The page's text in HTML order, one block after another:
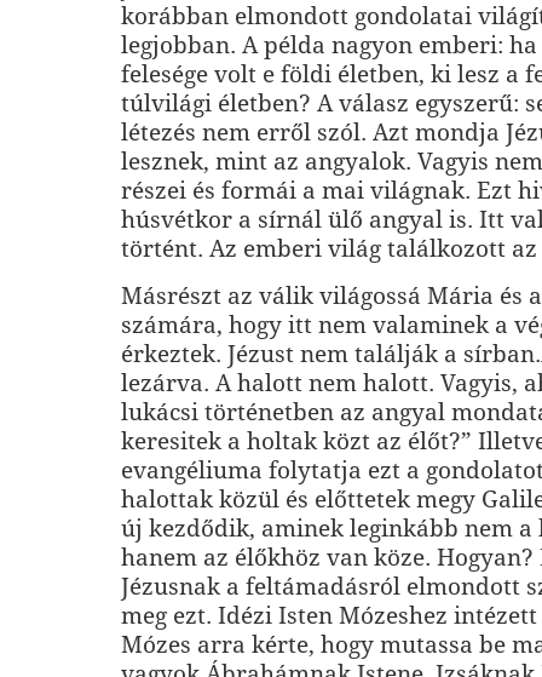
korábban elmondott gondolatai
legjobban. A példa nagyon emberi:
felesége volt e földi életben, ki lesz a
túlvilági életben? A válasz egyszerű:
létezés nem erről szól. Azt mondja
lesznek, mint az angyalok. Vagyis
részei és formái a mai világnak. Ezt
húsvétkor a sírnál ülő angyal is. Itt
történt. Az emberi világ találkozott
Másrészt az válik világossá Mária és
számára, hogy itt nem valaminek a
érkeztek. Jézust nem találják a
lezárva. A halott nem halott. Vagyis,
lukácsi történetben az angyal
keresitek a holtak közt az élőt?”
evangéliuma folytatja ezt a
halottak közül és előttetek megy
új kezdődik, aminek leginkább nem a
hanem az élőkhöz van köze. Hogyan?
Jézusnak a feltámadásról elmondott
meg ezt. Idézi Isten Mózeshez
Mózes arra kérte, hogy mutassa be